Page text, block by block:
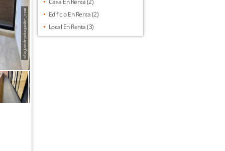
Edificio En Renta (2)
Local En Renta (3)